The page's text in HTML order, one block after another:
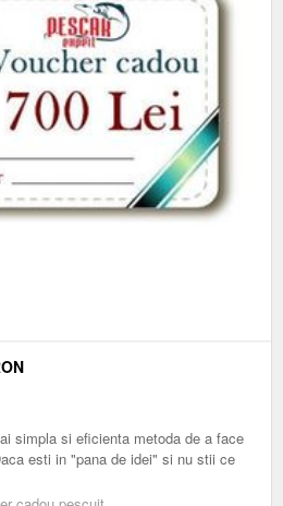
simpla si eficienta metoda de a face
esti in "pana de idei" si nu stii ce